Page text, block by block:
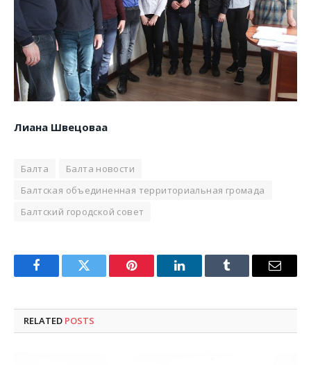
Лиана Швецоваа
Балта
Балта новости
Балтская объединенная территориальная громада
Балтский городской совет
FacebookTwitter Pinterest LinkedInTumblr Email
RELATED POSTS